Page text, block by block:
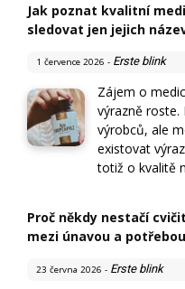
Jak poznat kvalitní
sledovat jen jejich
1 července 2026 - Erste blink
Zájem o
výrazně roste.
výrobců, ale
existovat
totiž o kvalitě
Proč někdy nestačí
mezi únavou a
23 června 2026 - Erste blink